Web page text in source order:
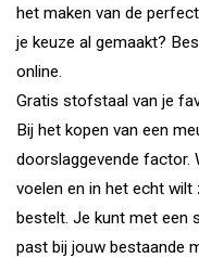
het maken van de
je keuze al gemaakt?
online.
Gratis stofstaal van je
Bij het kopen van een
doorslaggevende factor.
voelen en in het echt wilt
bestelt. Je kunt met een
past bij jouw bestaande